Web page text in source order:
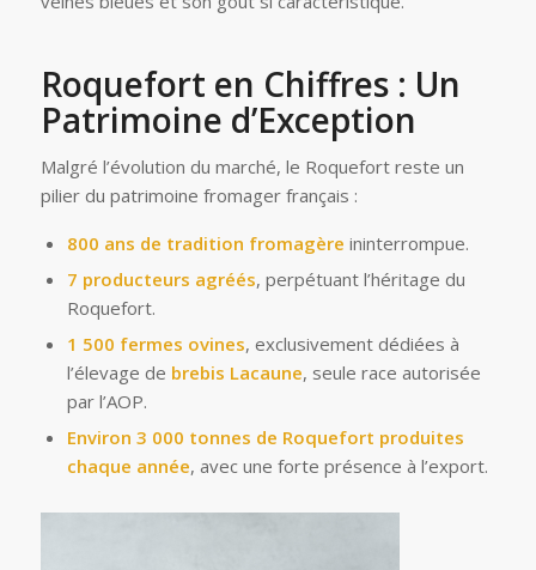
Roquefort en Chiffres : Un
Patrimoine d’Exception
Malgré l’évolution du marché, le Roquefort reste un
pilier du patrimoine fromager français :
800 ans de tradition fromagère ininterrompue.
7 producteurs agréés, perpétuant l’héritage du
Roquefort.
1 500 fermes ovines, exclusivement dédiées à
l’élevage de brebis Lacaune, seule race autorisée
par l’AOP.
Environ 3 000 tonnes de Roquefort produites
chaque année, avec une forte présence à l’export.